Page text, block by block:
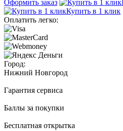
Оформить заказ
Купить в 1 клик
Оплатить легко:
Город:
Нижний Новгород
Гарантия сервиса
Баллы за покупки
Бесплатная открытка